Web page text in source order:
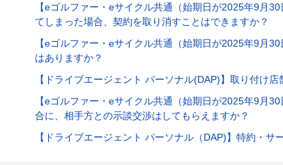
【eゴルファー・eサイクル共通（始期日が2025年9月
てしまった場合、契約を取り消すことはできますか？
【eゴルファー・eサイクル共通（始期日が2025年9月
はありますか？
【ドライブエージェント パーソナル(DAP)】取り付け店
【eゴルファー・eサイクル共通（始期日が2025年9月
合に、相手方との示談交渉はしてもらえますか？
【ドライブエージェント パーソナル（DAP)】特約・サ